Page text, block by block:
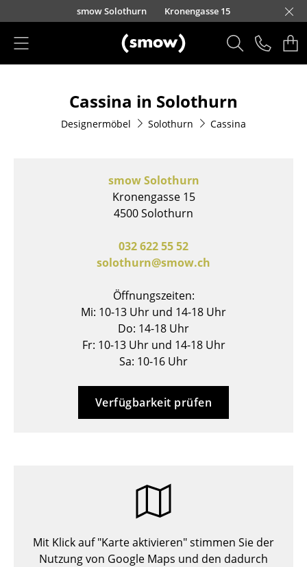
Direkt zum Inhaltsmow Solothurn Kronengasse 15
Sitzmöbel
Esszimmerstühle
Freischwinger
Bänke & Liegen
Gartenstühle
Bürosessel
Cassina in Solothurn
Designermöbel Solothurn Cassina
smow Solothurn
Kronengasse 15
4500 Solothurn
032 622 55 52
solothurn@smow.ch
Öffnungszeiten:
Mi: 10-13 Uhr und 14-18 Uhr
Do: 14-18 Uhr
Fr: 10-13 Uhr und 14-18 Uhr
Sa: 10-16 Uhr
Verfügbarkeit prüfen
Mit Klick auf "Karte aktivieren" stimmen Sie der
Nutzung von Google Maps und den dadurch